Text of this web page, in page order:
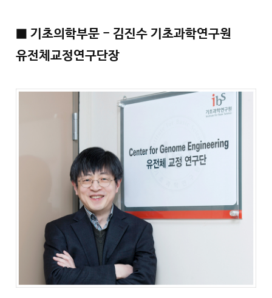
■ 기초의학부문 - 김진수 기초과학연구원
유전체교정연구단장